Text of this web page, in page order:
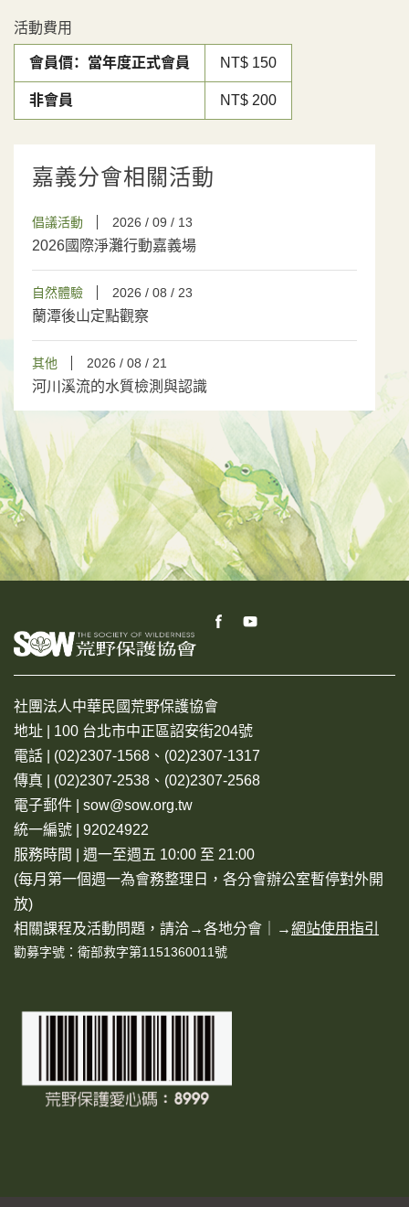
活動費用
會員價：當年度正式會員 NT$ 150
非會員 NT$ 200
嘉義分會相關活動
倡議活動 2026 / 09 / 13
2026國際淨灘行動嘉義場
自然體驗 2026 / 08 / 23
蘭潭後山定點觀察
其他 2026 / 08 / 21
河川溪流的水質檢測與認識
社團法人中華民國荒野保護協會
地址 | 100 台北市中正區詔安街204號
電話 | (02)2307-1568、(02)2307-1317
傳真 | (02)2307-2538、(02)2307-2568
電子郵件 | sow@sow.org.tw
統一編號 | 92024922
服務時間 | 週一至週五 10:00 至 21:00
(每月第一個週一為會務整理日，各分會辦公室暫停對外開
放)
相關課程及活動問題，請洽→各地分會 ｜→網站使用指引
勸募字號：衛部救字第1151360011號